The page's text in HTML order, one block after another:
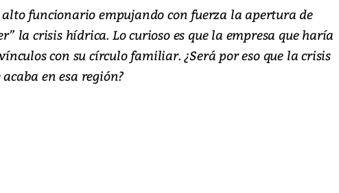
funcionario empujando con fuerza la apertura de
la crisis hídrica. Lo curioso es que la empresa que haría
con su círculo familiar. ¿Será por eso que la crisis
en esa región?